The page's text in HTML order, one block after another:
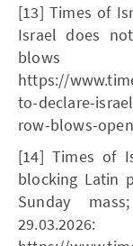
[13] Times of
Israel does
blows
https://
to-declare-
row-blows-
[14] Times of
blocking Latin
Sunday
29.03.2026: